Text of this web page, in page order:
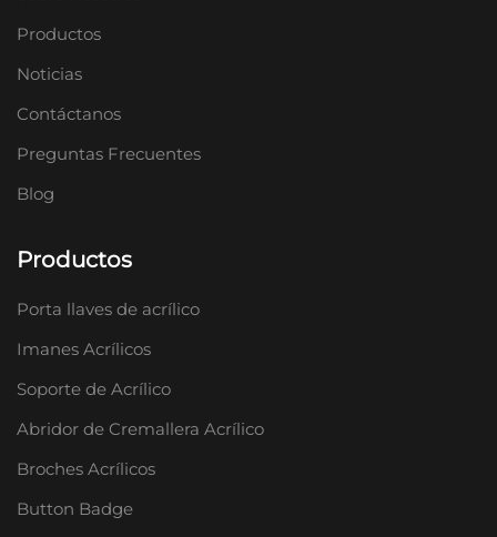
Productos
Noticias
Contáctanos
Preguntas Frecuentes
Blog
Productos
Porta llaves de acrílico
Imanes Acrílicos
Soporte de Acrílico
Abridor de Cremallera Acrílico
Broches Acrílicos
Button Badge